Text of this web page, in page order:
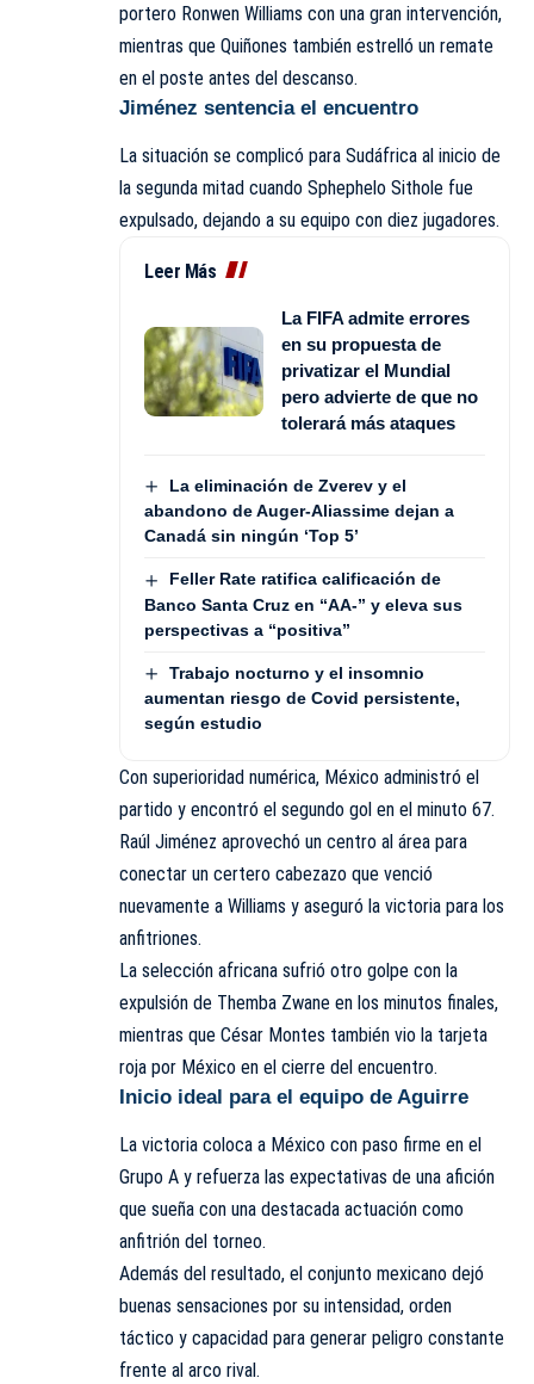
portero Ronwen Williams con una gran intervención,
mientras que Quiñones también estrelló un remate
en el poste antes del descanso.
Jiménez sentencia el encuentro
La situación se complicó para Sudáfrica al inicio de
la segunda mitad cuando Sphephelo Sithole fue
expulsado, dejando a su equipo con diez jugadores.
Leer Más
La FIFA admite errores
en su propuesta de
privatizar el Mundial
pero advierte de que no
tolerará más ataques
La eliminación de Zverev y el
abandono de Auger-Aliassime dejan a
Canadá sin ningún ‘Top 5’
Feller Rate ratifica calificación de
Banco Santa Cruz en “AA-” y eleva sus
perspectivas a “positiva”
Trabajo nocturno y el insomnio
aumentan riesgo de Covid persistente,
según estudio
Con superioridad numérica, México administró el
partido y encontró el segundo gol en el minuto 67.
Raúl Jiménez aprovechó un centro al área para
conectar un certero cabezazo que venció
nuevamente a Williams y aseguró la victoria para los
anfitriones.
La selección africana sufrió otro golpe con la
expulsión de Themba Zwane en los minutos finales,
mientras que César Montes también vio la tarjeta
roja por México en el cierre del encuentro.
Inicio ideal para el equipo de Aguirre
La victoria coloca a México con paso firme en el
Grupo A y refuerza las expectativas de una afición
que sueña con una destacada actuación como
anfitrión del torneo.
Además del resultado, el conjunto mexicano dejó
buenas sensaciones por su intensidad, orden
táctico y capacidad para generar peligro constante
frente al arco rival.